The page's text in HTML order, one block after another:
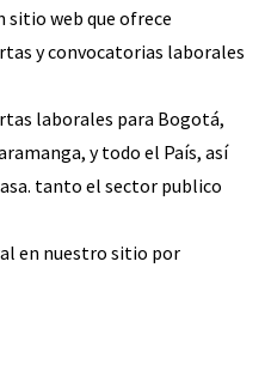
sitio web que ofrece
y convocatorias laborales
laborales para Bogotá,
y todo el País, así
tanto el sector publico
en nuestro sitio por